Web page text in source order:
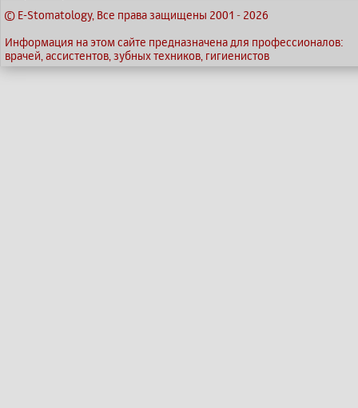
© E-Stomatology, Все права защищены 2001 - 2026
Информация на этом сайте предназначена для профессионалов:
врачей, ассистентов, зубных техников, гигиенистов